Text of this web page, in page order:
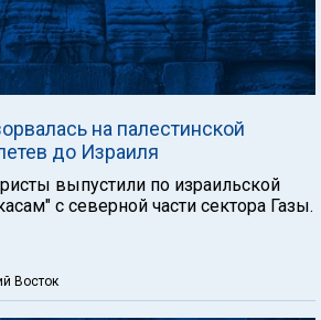
на палестинской
до Израиля
выпустили по израильской
с северной части сектора Газы.
Восток